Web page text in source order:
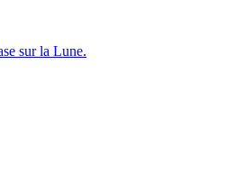
sur la Lune.